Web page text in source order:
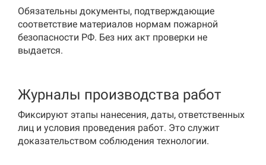
Обязательны документы, подтверждающие
соответствие материалов нормам пожарной
безопасности РФ. Без них акт проверки не
выдается.
Журналы производства работ
Фиксируют этапы нанесения, даты, ответственных
лиц и условия проведения работ. Это служит
доказательством соблюдения технологии.